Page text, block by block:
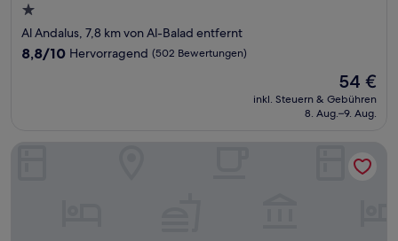
1.0-
Stern-
Unterkunft
Al Andalus, 7,8 km von Al-Balad entfernt
8.8
8,8/10 Hervorragend (502 Bewertungen)
Der
Preis
beträgt
54 €
inkl. Steuern & Gebühren
8. Aug.–9. Aug.